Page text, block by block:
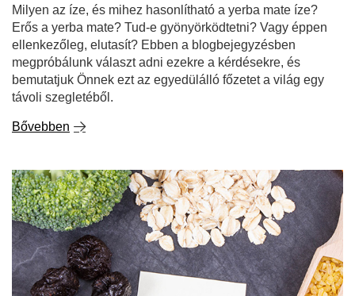
Milyen az íze, és mihez hasonlítható a yerba mate íze?
Erős a yerba mate? Tud-e gyönyörködtetni? Vagy éppen
ellenkezőleg, elutasít? Ebben a blogbejegyzésben
megpróbálunk választ adni ezekre a kérdésekre, és
bemutatjuk Önnek ezt az egyedülálló főzetet a világ egy
távoli szegletéből.
Bővebben